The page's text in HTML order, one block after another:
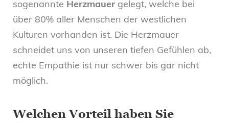
sogenannte Herzmauer gelegt, welche bei
über 80% aller Menschen der westlichen
Kulturen vorhanden ist. Die Herzmauer
schneidet uns von unseren tiefen Gefühlen ab,
echte Empathie ist nur schwer bis gar nicht
möglich.
Welchen Vorteil haben Sie